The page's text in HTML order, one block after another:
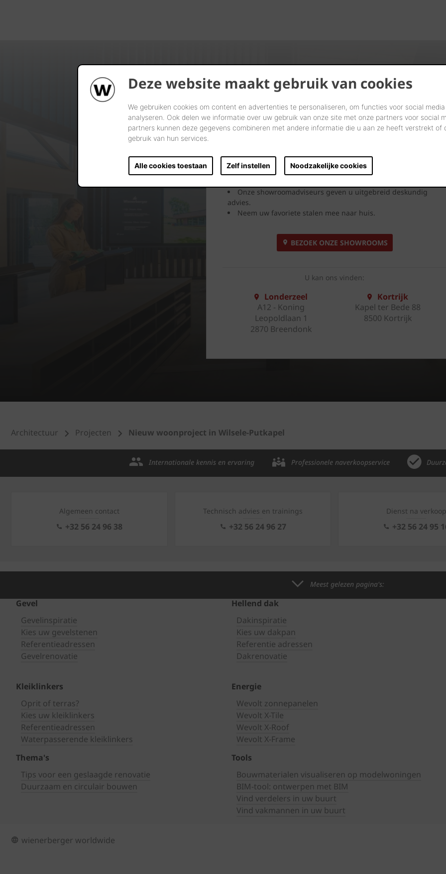
Deze website maakt gebruik van cookies
We gebruiken cookies om content en advertenties te personaliseren, om functies voor social
analyseren. Ook delen we informatie over uw gebruik van onze site met onze partners voor social
partners kunnen deze gegevens combineren met andere informatie die u aan ze heeft verstrekt of
gebruik van hun services.
Alle cookies toestaan Zelf instellen Noodzakelijke cookies
Kijk. Droom. Kies.
Laten we samen letterlijk uw dromen tastbaar maken in onze
Kom langs en laat u inspireren door onze innovatieve
oplossingen. Bekijk ze, neem ze vast en ervaar uw toekomstige
Onze showroomadviseurs geven u uitgebreid deskundig
advies.
Neem uw favoriete stalen mee naar huis.
BEZOEK ONZE SHOWROOMS
U kan ons vinden:
Londerzeel
A12 - Koning
Leopoldlaan 1
2870 Breendonk
Kortrijk
Kapel ter Bede 88
8500 Kortrijk
Architectuur Projecten Nieuw woonproject in Wilsele-Putkapel
Internationale kennis en ervaring Professionele naverkoopservice
Algemeen contact
+32 56 24 96 38
Technisch advies en trainings
+32 56 24 96 27
Dienst na verkoop
+32 56 24 95
Meest gelezen pagina's:
Gevel
Gevelinspiratie
Kies uw gevelstenen
Referentieadressen
Gevelrenovatie
Hellend dak
Dakinspiratie
Kies uw dakpan
Referentie adressen
Dakrenovatie
Kleiklinkers
Oprit of terras?
Kies uw kleiklinkers
Referentieadressen
Waterpasserende kleiklinkers
Energie
Wevolt zonnepanelen
Wevolt X-Tile
Wevolt X-Roof
Wevolt X-Frame
Thema's
Tips voor een geslaagde renovatie
Duurzaam en circulair bouwen
Tools
Bouwmaterialen visualiseren op modelwoningen
BIM-tool: ontwerpen met BIM
Vind verdelers in uw buurt
Vind vakmannen in uw buurt
wienerberger worldwide